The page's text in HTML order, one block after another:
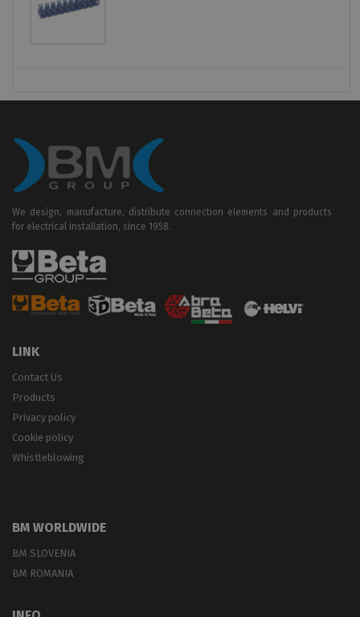
We design, manufacture, distribute connection elements and products
for electrical installation, since 1958.
LINK
Contact Us
Products
Privacy policy
Cookie policy
Whistleblowing
BM WORLDWIDE
BM SLOVENIA
BM ROMANIA